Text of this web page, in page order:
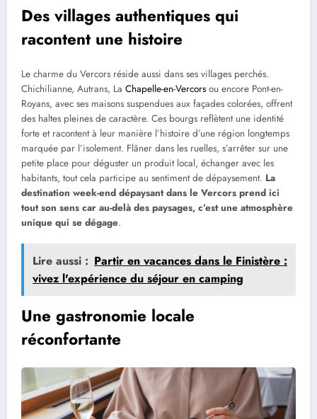
Des villages authentiques qui
racontent une histoire
Le charme du Vercors réside aussi dans ses villages perchés.
Chichilianne, Autrans, La Chapelle-en-Vercors ou encore Pont-en-
Royans, avec ses maisons suspendues aux façades colorées, offrent
des haltes pleines de caractère. Ces bourgs reflètent une identité
forte et racontent à leur manière l’histoire d’une région longtemps
marquée par l’isolement. Flâner dans les ruelles, s’arrêter sur une
petite place pour déguster un produit local, échanger avec les
habitants, tout cela participe au sentiment de dépaysement. La
destination week-end dépaysant dans le Vercors prend ici
tout son sens car au-delà des paysages, c’est une atmosphère
unique qui se dégage.
Lire aussi : Partir en vacances dans le Finistère :
vivez l'expérience du séjour en camping
Une gastronomie locale
réconfortante